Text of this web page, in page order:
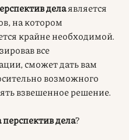
делаявляется
на котором
крайне необходимой.
все
сможет дать вам
возможного
взвешенное решение.
дела?